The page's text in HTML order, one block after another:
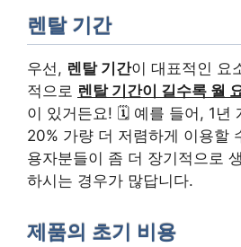
렌탈 기간
우선, 렌탈 기간이 대표적인 요
적으로 렌탈 기간이 길수록 월
이 있거든요! 🗓️ 예를 들어, 1년
20% 가량 더 저렴하게 이용할
용자분들이 좀 더 장기적으로
하시는 경우가 많답니다.
제품의 초기 비용